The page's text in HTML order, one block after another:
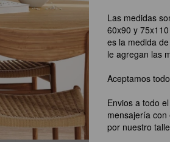
Las medidas
60x90 y
es la medida
le agregan las
Aceptamos
Envios a todo
mensajería
por nuestro